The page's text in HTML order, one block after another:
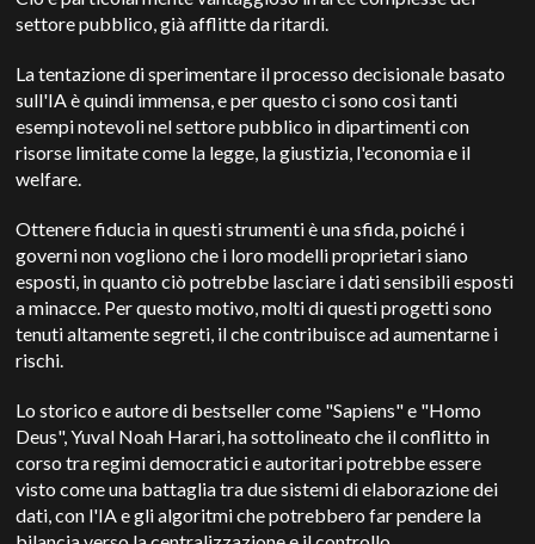
settore pubblico, già afflitte da ritardi.
La tentazione di sperimentare il processo decisionale basato
sull'IA è quindi immensa, e per questo ci sono così tanti
esempi notevoli nel settore pubblico in dipartimenti con
risorse limitate come la legge, la giustizia, l'economia e il
welfare.
Ottenere fiducia in questi strumenti è una sfida, poiché i
governi non vogliono che i loro modelli proprietari siano
esposti, in quanto ciò potrebbe lasciare i dati sensibili esposti
a minacce. Per questo motivo, molti di questi progetti sono
tenuti altamente segreti, il che contribuisce ad aumentarne i
rischi.
Lo storico e autore di bestseller come "Sapiens" e "Homo
Deus", Yuval Noah Harari, ha sottolineato che il conflitto in
corso tra regimi democratici e autoritari potrebbe essere
visto come una battaglia tra due sistemi di elaborazione dei
dati, con l'IA e gli algoritmi che potrebbero far pendere la